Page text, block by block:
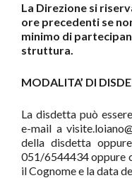
La Direzione si
ore precedenti se
minimo di
struttura.
MODALITA’ DI
La disdetta può
e-mail a
della disdetta
051/6544434 oppure
il Cognome e la data